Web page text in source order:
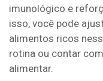
imunológico e
isso, você pode
alimentos ricos
rotina ou contar
alimentar.